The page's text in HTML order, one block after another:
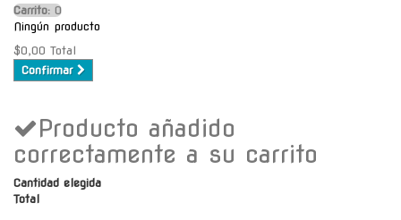
Marcas
Mayoristas
Contacto
Envío gratis a C.A.B.A. a
partir de $30000
Carrito: O
Ningún producto
$0,00 Total
Confirmar
Producto añadido
correctamente a su carrito
Cantidad elegida
Total